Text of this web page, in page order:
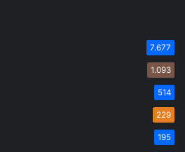
7.677
1.093
514
229
195